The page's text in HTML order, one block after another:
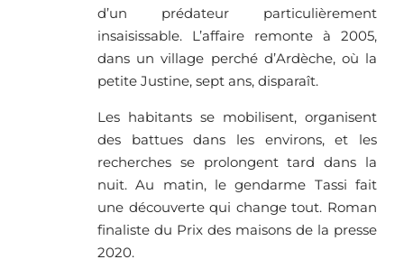
d’un prédateur particulièrement
insaisissable. L’affaire remonte à 2005,
dans un village perché d’Ardèche, où la
petite Justine, sept ans, disparaît.
Les habitants se mobilisent, organisent
des battues dans les environs, et les
recherches se prolongent tard dans la
nuit. Au matin, le gendarme Tassi fait
une découverte qui change tout. Roman
finaliste du Prix des maisons de la presse
2020.